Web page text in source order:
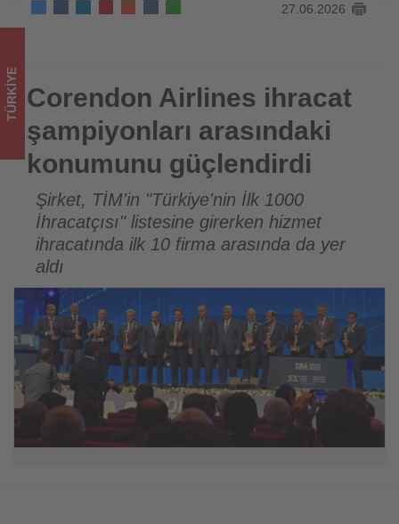
Tourexpi,
sizler
için
turizmde
olup
bitenleri
takip
ediyor!
27.06.2026
Corendon Airlines ihracat şampiyonları arasındaki konumunu
güçlendirdi
TÜRKIYE Corendon Airlines ihracat
şampiyonları arasındaki
konumunu güçlendirdi
Şirket, TİM'in "Türkiye'nin İlk 1000
İhracatçısı" listesine girerken hizmet
ihracatında ilk 10 firma arasında da yer
aldı